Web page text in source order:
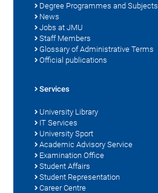
Degree Programmes and Subjects
News
Jobs at JMU
Staff Members
Glossary of Administrative Terms
Official publications
Services
University Library
IT Services
University Sport
Academic Advisory Service
Examination Office
Student Affairs
Student Representation
Career Centre